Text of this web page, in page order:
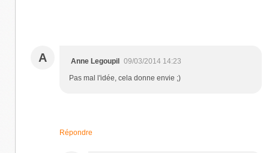
A Anne Legoupil 09/03/2014 14:23
Pas mal l'idée, cela donne envie ;)
Répondre